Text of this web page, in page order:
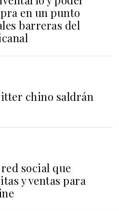
en un punto
barreras del
chino saldrán
social que
y ventas para